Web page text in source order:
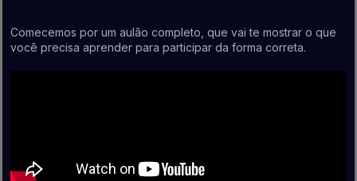
Comecemos por um aulão completo, que vai te mostrar o que
você precisa aprender para participar da forma correta.